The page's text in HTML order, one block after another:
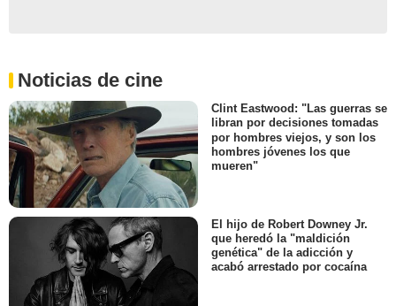
Noticias de cine
Clint Eastwood: "Las guerras se
libran por decisiones tomadas
por hombres viejos, y son los
hombres jóvenes los que
mueren"
El hijo de Robert Downey Jr.
que heredó la "maldición
genética" de la adicción y
acabó arrestado por cocaína